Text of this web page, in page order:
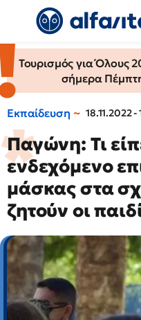
Τουρισμός για Όλους
σήμερα
Εκπαίδευση 18.11.2022 -
Παγώνη: Τι
ενδεχόμενο
μάσκας στα
ζητούν οι